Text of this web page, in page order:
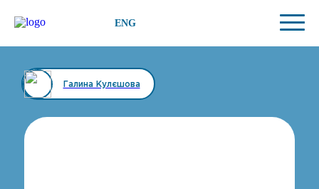
ENG
Галина Кулєшова